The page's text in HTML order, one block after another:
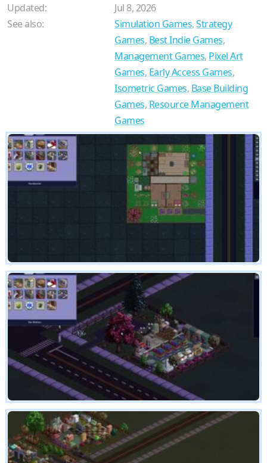
Updated:
Jul 8, 2026
See also:
Simulation Games,Strategy
Games, Best Indie Games,
Management Games, Pixel Art
Games, Early Access Games,
Isometric Games, Base Building
Games, Resource Management
Games